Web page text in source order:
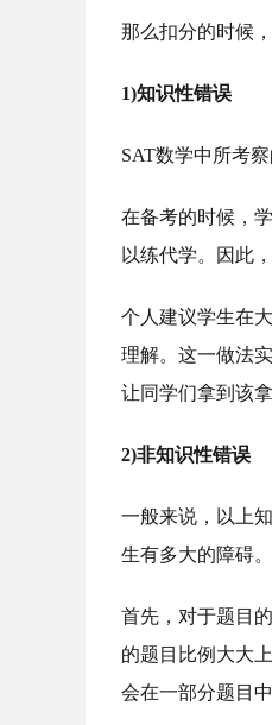
那么扣分的时候
1)知识性错误
SAT数学中所考
在备考的时候，
以练代学。因此
个人建议学生在
理解。这一做法
让同学们拿到该
2)非知识性错误
一般来说，以上
生有多大的障碍
首先，对于题目
的题目比例大大
会在一部分题目